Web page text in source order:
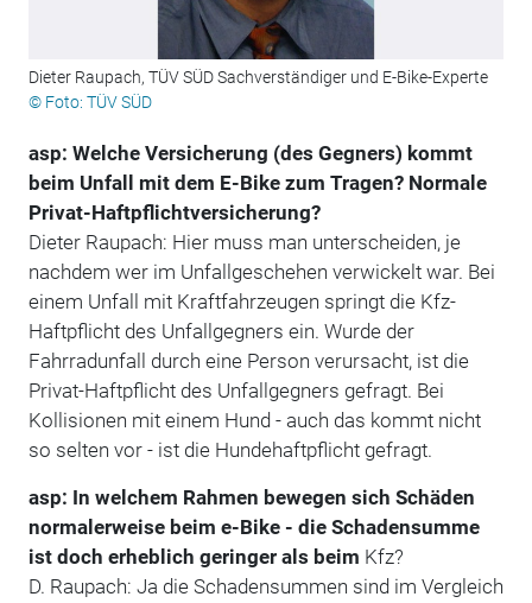
Dieter Raupach, TÜV SÜD Sachverständiger und E-Bike-Experte
© Foto: TÜV SÜD
asp: Welche Versicherung (des Gegners) kommt
beim Unfall mit dem E-Bike zum Tragen? Normale
Privat-Haftpflichtversicherung?
Dieter Raupach: Hier muss man unterscheiden, je
nachdem wer im Unfallgeschehen verwickelt war. Bei
einem Unfall mit Kraftfahrzeugen springt die Kfz-
Haftpflicht des Unfallgegners ein. Wurde der
Fahrradunfall durch eine Person verursacht, ist die
Privat-Haftpflicht des Unfallgegners gefragt. Bei
Kollisionen mit einem Hund - auch das kommt nicht
so selten vor - ist die Hundehaftpflicht gefragt.
asp: In welchem Rahmen bewegen sich Schäden
normalerweise beim e-Bike - die Schadensumme
ist doch erheblich geringer als beim Kfz?
D. Raupach: Ja die Schadensummen sind im Vergleich